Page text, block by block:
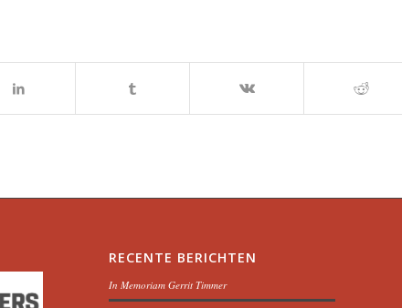
RECENTE BERICHTEN
In Memoriam Gerrit Timmer